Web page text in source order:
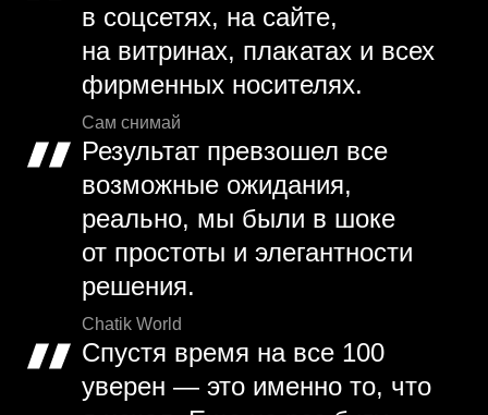
в соцсетях, на сайте,
на витринах, плакатах и всех
фирменных носителях.
Сам снимай
Результат превзошел все
возможные ожидания,
реально, мы были в шоке
от простоты и элегантности
решения.
Chatik World
Спустя время на все 100
уверен — это именно то, что